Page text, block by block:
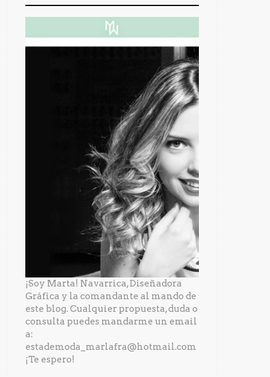
¡Soy Marta! Navarrica, Diseñadora
Gráfica y la comandante al mando de
este blog. Cualquier propuesta, duda o
consulta puedes mandarme un email
a:
estademoda_marlafra@hotmail.com
¡Te espero!